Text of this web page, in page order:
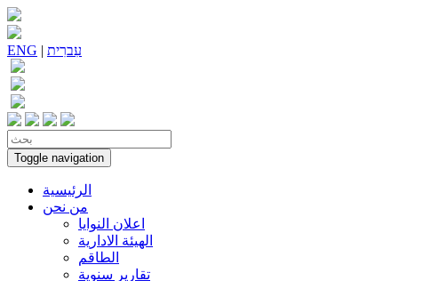
ENG | עִברִית
Toggle navigation
الرئيسية
من نحن
اعلان النوايا
الهيئة الادارية
الطاقم
تقارير سنوية